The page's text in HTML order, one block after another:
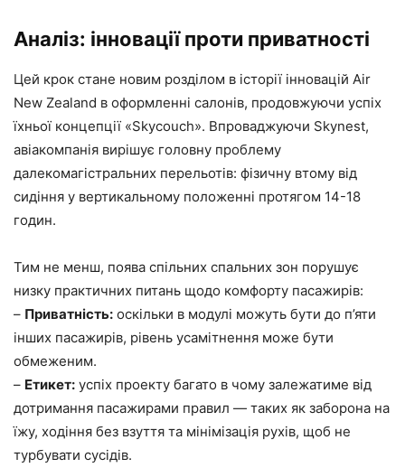
Аналіз: інновації проти приватності
Цей крок стане новим розділом в історії інновацій Air
New Zealand в оформленні салонів, продовжуючи успіх
їхньої концепції «Skycouch». Впроваджуючи Skynest,
авіакомпанія вирішує головну проблему
далекомагістральних перельотів: фізичну втому від
сидіння у вертикальному положенні протягом 14-18
годин.
Тим не менш, поява спільних спальних зон порушує
низку практичних питань щодо комфорту пасажирів:
– Приватність: оскільки в модулі можуть бути до п’яти
інших пасажирів, рівень усамітнення може бути
обмеженим.
– Етикет: успіх проекту багато в чому залежатиме від
дотримання пасажирами правил — таких як заборона на
їжу, ходіння без взуття та мінімізація рухів, щоб не
турбувати сусідів.